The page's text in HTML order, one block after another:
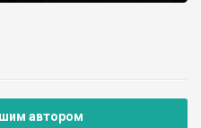
[…]
автором